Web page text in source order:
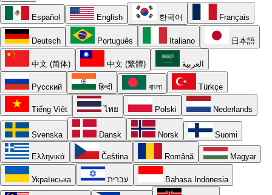
Español English 한국어 Français
Deutsch Português Italiano 日本語
中文 (简体) 中文 (繁體) العربية
Русский हिन्दी বাংলা Türkçe
Tiếng Việt ไทย Polski Nederlands
Svenska Dansk Norsk Suomi
Ελληνικά Čeština Română Magyar
Українська עברית Bahasa Indonesia